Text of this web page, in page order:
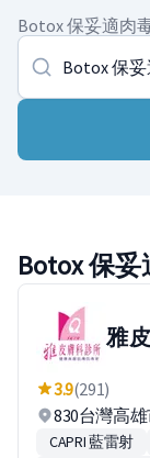
Botox 保妥適肉
Botox 保
雅
3.9(291)
830台灣高
CAPRI 藍雷射